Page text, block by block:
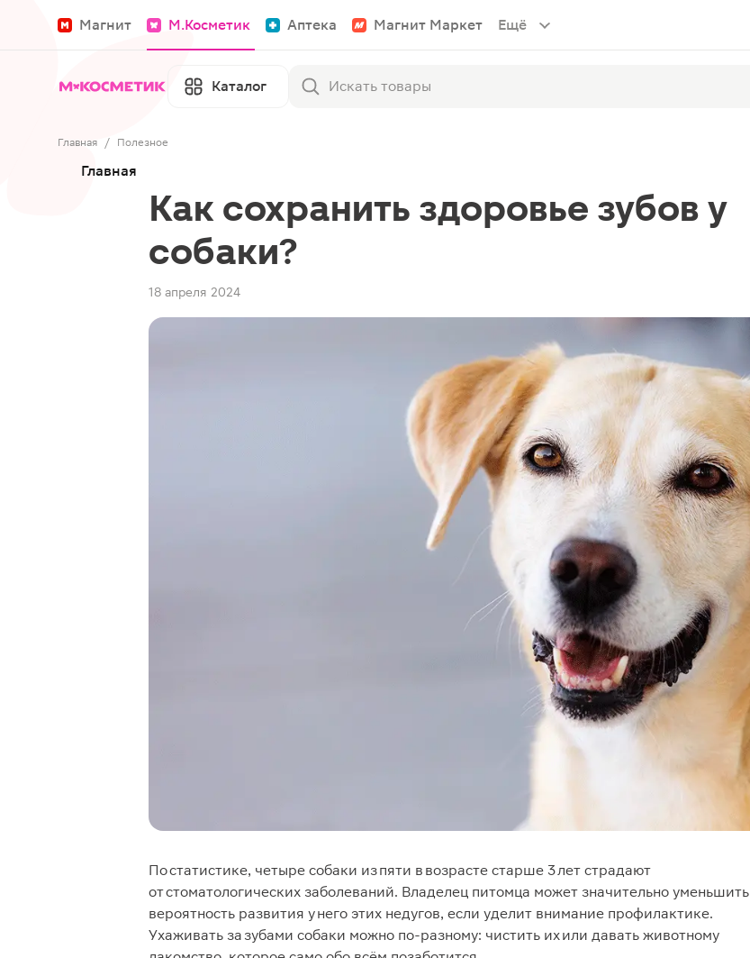
Магнит М.Косметик Аптека Магнит Маркет Ещё
Каталог
Главная / Полезное
Главная
Как сохранить здоровье зубов у
собаки?
18 апреля 2024
По статистике, четыре собаки из пяти в возрасте старше 3 лет страдают
от стоматологических заболеваний. Владелец питомца может значительно уменьшить
вероятность развития у него этих недугов, если уделит внимание профилактике.
Ухаживать за зубами собаки можно по-разному: чистить их или давать животному